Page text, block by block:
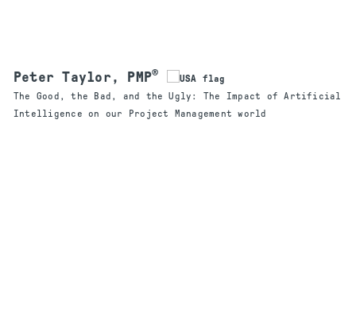
Peter Taylor, PMP®
The Good, the Bad, and the Ugly: The Impact of Artificial
Intelligence on our Project Management world